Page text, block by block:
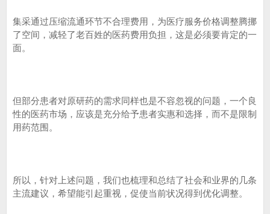
集采通过压缩流通环节不合理费用，为医疗服务价格调整腾挪
了空间，减轻了老百姓的医药费用负担，这是必须要肯定的一
面。
但部分患者对原研药的需求同样也是不容忽视的问题，一个良
性的医药市场，应该是充分给予患者实惠和选择，而不是限制
用药范围。
所以，针对上述问题，我们也梳理和总结了社会和业界的几条
主流建议，希望能引起重视，促使当前状况得到优化调整。